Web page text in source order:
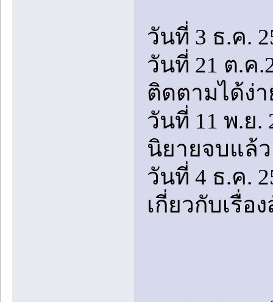
วันที่ 3 ธ.ค.
วันที่ 21 ต.ค
ติดตามได้ง่
วันที่ 11 พ.ย.
นิยายจบแล้ว
วันที่ 4 ธ.ค.
เกี่ยวกับเรื่อ